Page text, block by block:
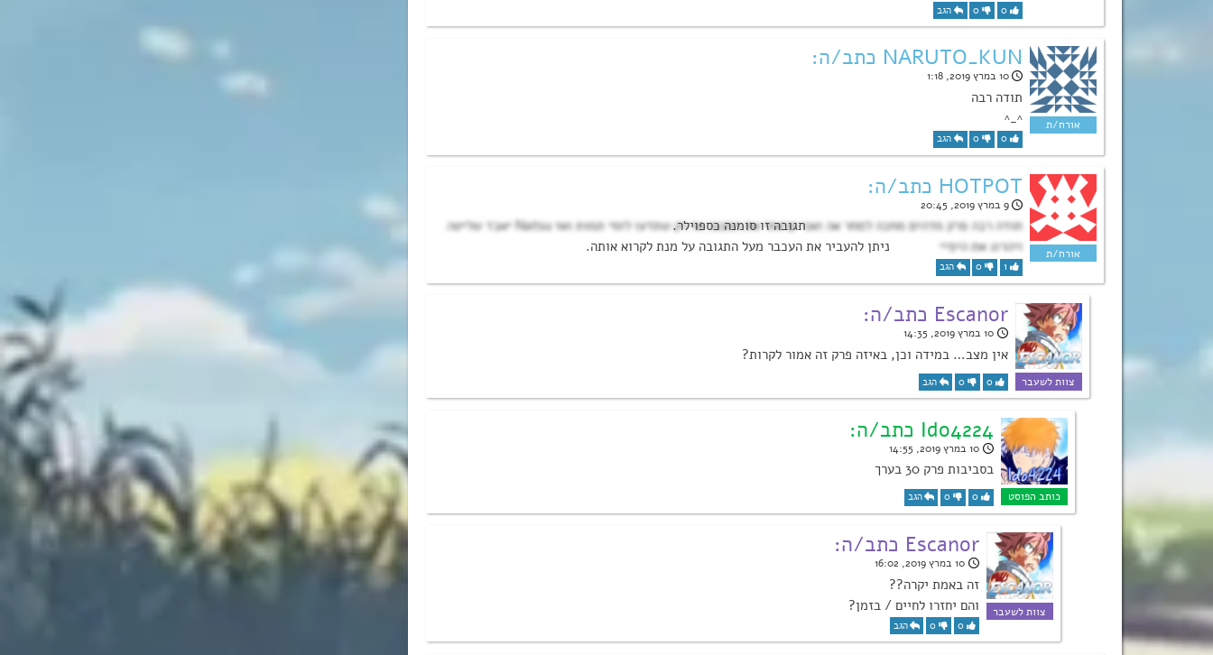
0
0 הגב
NARUTO_KUN כתב/ה:
10 במרץ 2019, 1:18
תודה רבה
^_^
0
0 הגב
HOTPOT כתב/ה:
9 במרץ 2019, 20:45
תודה רבה פרק מדהים מחכה למחר אה ואני קראתי את המנגה אז רק שתדעו לוסי תמות ואז Natsu יאבד שליטה
ויהרוג את היפיי
1
0 הגב
Escanor כתב/ה:
10 במרץ 2019, 14:35
אין מצב… במידה וכן, באיזה פרק זה אמור לקרות?
0
0 הגב
Ido4224 כתב/ה:
10 במרץ 2019, 14:55
בסביבות פרק 30 בערך
0
0 הגב
Escanor כתב/ה:
10 במרץ 2019, 16:02
זה באמת יקרה??
והם יחזרו לחיים / בזמן?
0
0 הגב